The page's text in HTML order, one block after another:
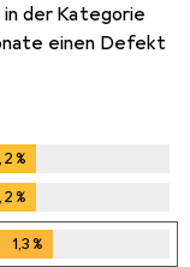
der Kategorie
einen Defekt
%
%
1,3%